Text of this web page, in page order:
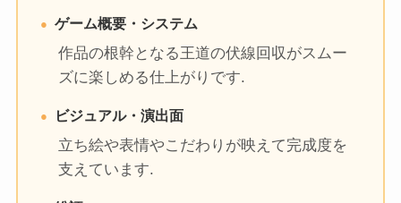
ゲーム概要・システム
作品の根幹となる王道の伏線回収がスムー
ズに楽しめる仕上がりです.
ビジュアル・演出面
立ち絵や表情やこだわりが映えて完成度を
支えています.